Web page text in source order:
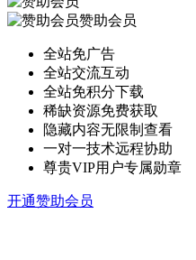
赞助会员
全站免广告
全站交流互动
全站免积分下载
稀缺资源免费获取
隐藏内容无限制查看
一对一技术远程协助
尊贵VIP用户专属勋章
开通赞助会员